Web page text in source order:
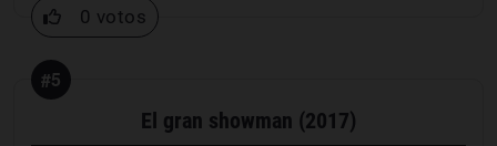
0 votos
#5
El gran showman (2017)